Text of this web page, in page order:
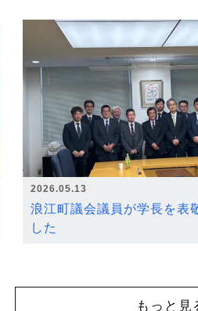
2026.05.13
浪江町議会議員が学長を表
した
もっと見